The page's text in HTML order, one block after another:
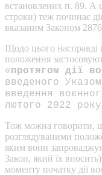
встановлених п. 89. А
строки) теж починає
вказаним Законом
Щодо цього насправді
положення
«протягом дії
введеного
введення
лютого 2022
Тож можна говорити,
розглядуваними
яким вони
Закон, який їх
моменту початку дії